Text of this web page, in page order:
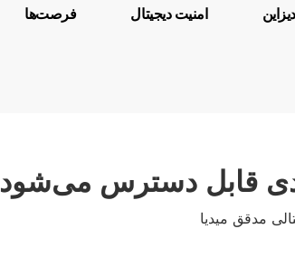
دیزاین امنیت دیجیتال فرصت‌ها
قابل دسترس می‌شود